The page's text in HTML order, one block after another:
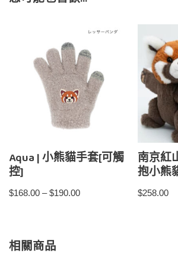
Aqua | 小熊貓手套[可觸
控]
$168.00 – $190.00
南京紅
抱小熊
$258.00
相關商品